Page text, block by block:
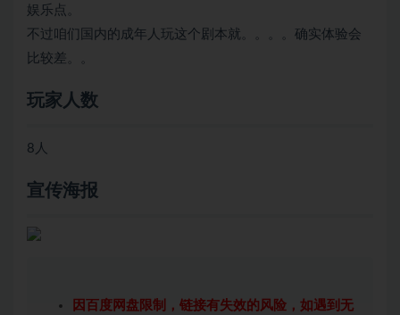
娱乐点。
不过咱们国内的成年人玩这个剧本就。。。。确实体验会
比较差。。
玩家人数
8人
宣传海报
因百度网盘限制，链接有失效的风险，如遇到无